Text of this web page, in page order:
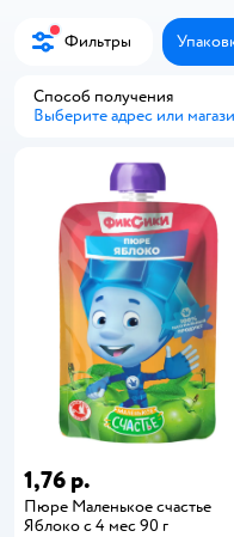
Фильтры
Способ получения
Выберите адрес или
1,76 р.
Пюре Маленькое счастье
Яблоко с 4 мес 90 г